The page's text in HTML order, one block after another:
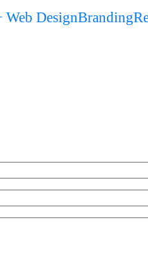
Web DesignBranding